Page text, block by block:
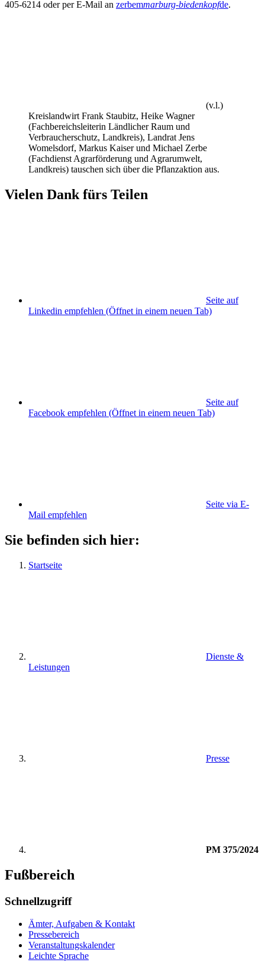
405-6214 oder per E-Mail an zerbemmarburg-biedenkopfde.
(v.l.)
Kreislandwirt Frank Staubitz, Heike Wagner
(Fachbereichsleiterin Ländlicher Raum und
Verbraucherschutz, Landkreis), Landrat Jens
Womelsdorf, Markus Kaiser und Michael Zerbe
(Fachdienst Agrarförderung und Agrarumwelt,
Landkreis) tauschen sich über die Pflanzaktion aus.
Vielen Dank fürs Teilen
Seite auf
Linkedin empfehlen (Öffnet in einem neuen Tab)
Seite auf
Facebook empfehlen (Öffnet in einem neuen Tab)
Seite via E-
Mail empfehlen
Sie befinden sich hier:
Startseite
Dienste &
Leistungen
Presse
PM 375/2024
Fußbereich
Schnellzugriff
Ämter, Aufgaben & Kontakt
Pressebereich
Veranstaltungskalender
Leichte Sprache